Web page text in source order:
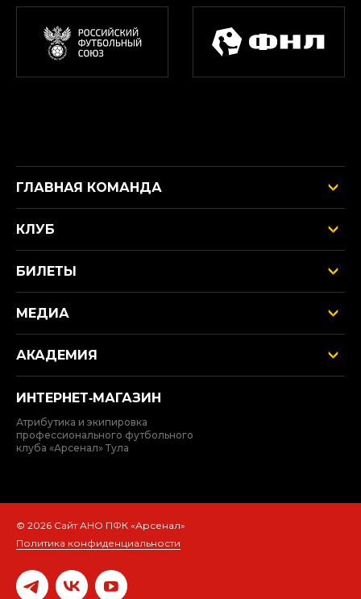
ГЛАВНАЯ КОМАНДА
КЛУБ
БИЛЕТЫ
МЕДИА
АКАДЕМИЯ
ИНТЕРНЕТ‑МАГАЗИН
Атрибутика и экипировка
профессионального футбольного
клуба «Арсенал» Тула
© 2026 Сайт АНО ПФК «Арсенал»
Политика конфиденциальности